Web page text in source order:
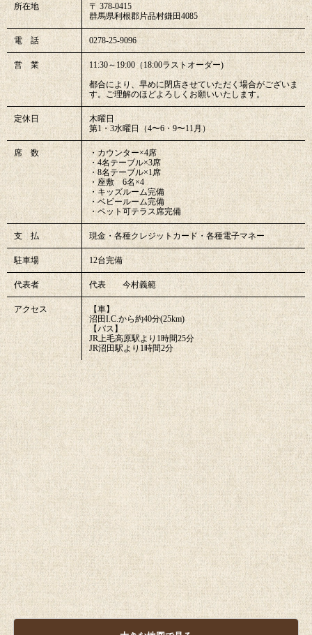
所在地
〒 378-0415
群馬県利根郡片品村鎌田4085
電 話 0278-25-9096
営 業
11:30～19:00（18:00ラストオーダー)
都合により、早めに閉店させていただく場合がございま
す。ご理解のほどよろしくお願いいたします。
定休日
木曜日
第1・3水曜日（4〜6・9〜11月）
席 数
・カウンター×4席
・4名テーブル×3席
・8名テーブル×1席
・座敷 6名×4
・キッズルーム完備
・ベビールーム完備
・ペット可テラス席完備
支 払 現金・各種クレジットカード・各種電子マネー
駐車場 12台完備
代表者 代表 今村義範
アクセス
【車】
沼田I.C.から約40分(25km)
【バス】
JR上毛高原駅より1時間25分
JR沼田駅より1時間2分